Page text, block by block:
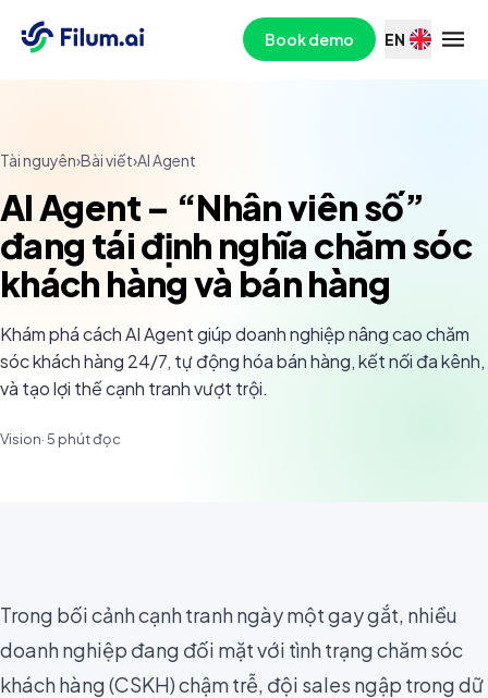
Book demo EN
Tài nguyên›Bài viết›AI Agent
AI Agent – “Nhân viên số”
đang tái định nghĩa chăm sóc
khách hàng và bán hàng
Khám phá cách AI Agent giúp doanh nghiệp nâng cao chăm
sóc khách hàng 24/7, tự động hóa bán hàng, kết nối đa kênh,
và tạo lợi thế cạnh tranh vượt trội.
Vision·5 phút đọc
Trong bối cảnh cạnh tranh ngày một gay gắt, nhiều
doanh nghiệp đang đối mặt với tình trạng chăm sóc
khách hàng (CSKH) chậm trễ, đội sales ngập trong dữ